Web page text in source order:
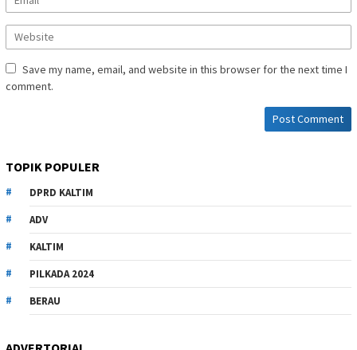
Save my name, email, and website in this browser for the next time I
comment.
TOPIK POPULER
DPRD KALTIM
ADV
KALTIM
PILKADA 2024
BERAU